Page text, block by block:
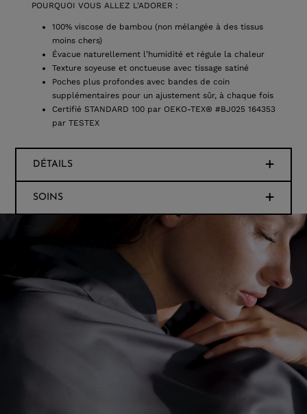
POURQUOI VOUS ALLEZ L'ADORER :
100% viscose de bambou (non mélangée à des tissus
moins chers)
Évacue naturellement l’humidité et régule la chaleur
Texture soyeuse et onctueuse avec tissage satiné
Poches plus profondes avec bandes de coin
supplémentaires pour un ajustement sûr, à chaque fois
Certifié STANDARD 100 par OEKO-TEX® #BJ025 164353
par TESTEX
DÉTAILS
SOINS